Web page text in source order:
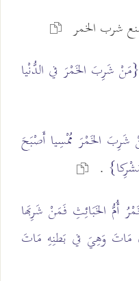
شرب الخمر
{مَنْ شَرِبَ الخَمْرَ في الدُّنْيا
الخَمْرَ مُمْسِيا أَصْبَحَ
.
أُمُّ الخَبَائِثِ فَمَنْ شَرِبَها
مَاتَ وَهِيَ في بَطنِهِ مَاتَ